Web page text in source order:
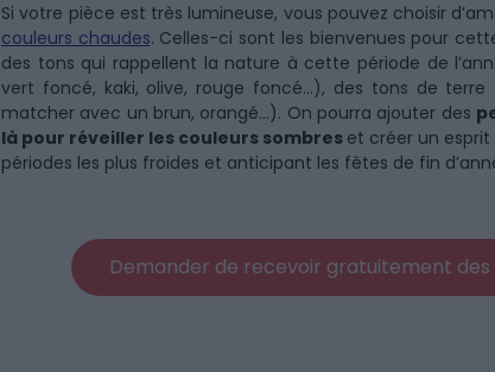
Si votre pièce est très lumineuse, vous pouvez choisir
couleurs chaudes. Celles-ci sont les bienvenues pour
des tons qui rappellent la nature à cette période de
vert foncé, kaki, olive, rouge foncé…), des tons de
matcher avec un brun, orangé…). On pourra ajouter des
là pour réveiller les couleurs sombres et créer un
périodes les plus froides et anticipant les fêtes de fin
Demander de recevoir gratuitement